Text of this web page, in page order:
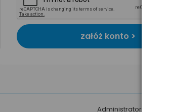
załóż konto >
Administratorem